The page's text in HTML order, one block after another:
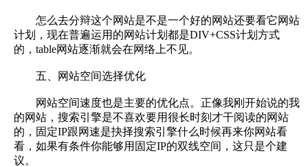
怎么去分辩这个网站是不是一个好的网站还要看它网站
计划，现在普遍运用的网站计划都是DIV+CSS计划方式
的，table网站逐渐就会在网络上不见。
五、网站空间选择优化
网站空间速度也是主要的优化点。正像我刚开始说的我
的网站，搜索引擎是不喜欢要用很长时刻才干阅读的网站
的，固定IP跟网速是抉择搜索引擎什么时候再来你网站看
看，如果有条件你能够用固定IP的双线空间，这只是个建
议。